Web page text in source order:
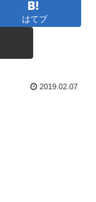
はてブ
2019.02.07